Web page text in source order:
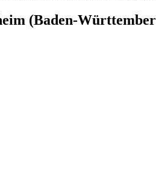
(Baden-